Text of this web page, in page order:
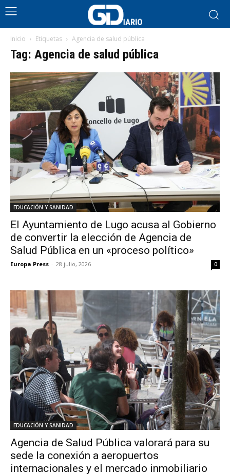
Inicio Etiquetas Agencia de salud pública
Tag: Agencia de salud pública
EDUCACIÓN Y SANIDAD
El Ayuntamiento de Lugo acusa al Gobierno
de convertir la elección de Agencia de
Salud Pública en un «proceso político»
Europa Press - 28 julio, 2026 0
EDUCACIÓN Y SANIDAD
Agencia de Salud Pública valorará para su
sede la conexión a aeropuertos
internacionales y el mercado inmobiliario